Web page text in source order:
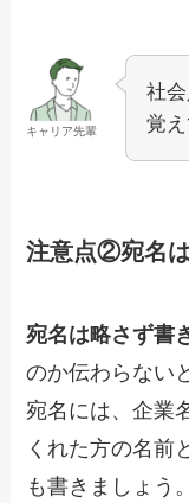
キャリア先輩
社
覚え
注意点②宛名
宛名は略さず書
のか伝わらない
宛名には、企業
くれた方の名前
も書きましょう。